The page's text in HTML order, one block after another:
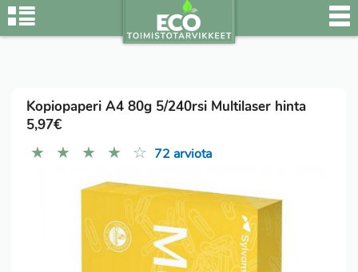
Kopiopaperi A4 80g 5/240rsi Multilaser hinta
5,97€
★ ★ ★ ★ ☆ 72 arviota